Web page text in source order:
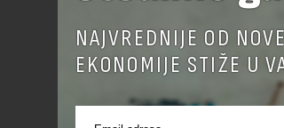
NAJVREDNIJE OD NOVE
EKONOMIJE STIŽE U